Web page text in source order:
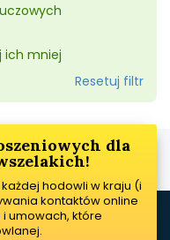
ich mniej
Resetuj filtr
dla
hodowli w kraju (i
kontaktów online
i umowach, które